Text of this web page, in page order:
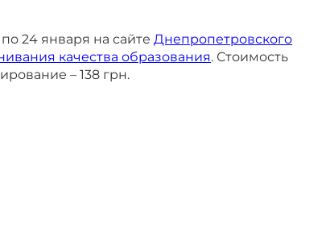
24 января на сайте Днепропетровского
качества образования. Стоимость
– 138 грн.